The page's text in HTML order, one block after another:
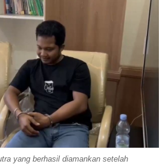
yang berhasil diamankan setelah